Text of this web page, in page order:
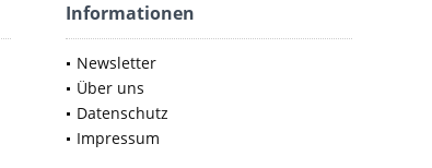
Informationen
Newsletter
Über uns
Datenschutz
Impressum